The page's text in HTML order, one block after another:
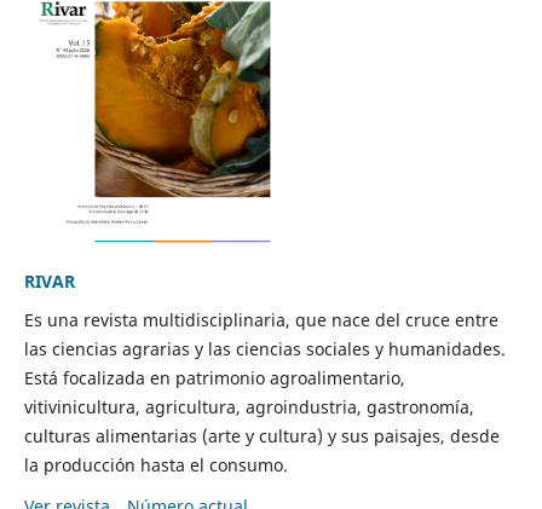
RIVAR
Es una revista multidisciplinaria, que nace del cruce entre
las ciencias agrarias y las ciencias sociales y humanidades.
Está focalizada en patrimonio agroalimentario,
vitivinicultura, agricultura, agroindustria, gastronomía,
culturas alimentarias (arte y cultura) y sus paisajes, desde
la producción hasta el consumo.